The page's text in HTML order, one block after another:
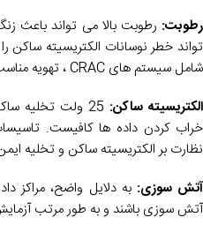
رطوبت: رطوبت بالا می تواند باعث
تواند خطر نوسانات الکتریسیته ساکن
شامل سیستم های CRAC ، تهویه مناسب و سنسورهای رطوبتی می باشند.
الکتریسیته ساکن:
25 ولت تخلیه
خراب کردن داده ها کافیست.
نظارت بر الکتریسیته ساکن و تخلیه
آتش سوزی: به دلایل واضح، مراکز
آتش سوزی باشند و به طور مرتب